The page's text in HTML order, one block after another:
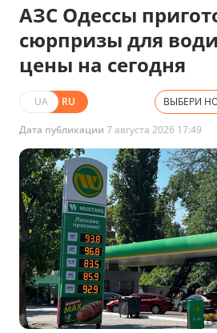
АЗС Одессы
сюрпризы для
цены на сегодня
UA RU ВЫБЕРИ
Дата публикации 7 августа 2026 17:49